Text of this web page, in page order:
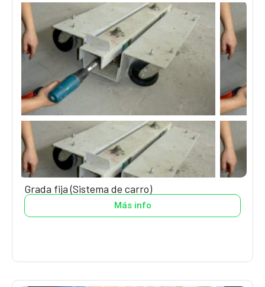
Grada fija (Sistema de carro)
Más info